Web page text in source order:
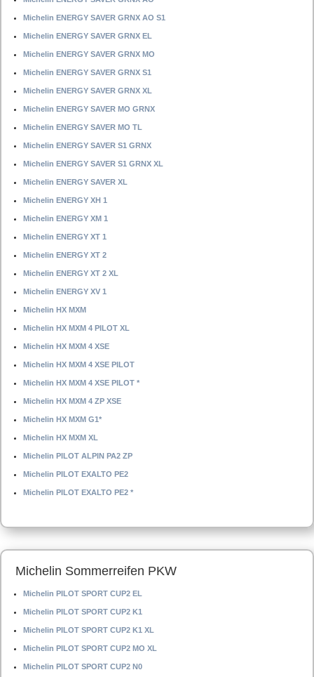
Michelin ENERGY SAVER GRNX AO S1
Michelin ENERGY SAVER GRNX EL
Michelin ENERGY SAVER GRNX MO
Michelin ENERGY SAVER GRNX S1
Michelin ENERGY SAVER GRNX XL
Michelin ENERGY SAVER MO GRNX
Michelin ENERGY SAVER MO TL
Michelin ENERGY SAVER S1 GRNX
Michelin ENERGY SAVER S1 GRNX XL
Michelin ENERGY SAVER XL
Michelin ENERGY XH 1
Michelin ENERGY XM 1
Michelin ENERGY XT 1
Michelin ENERGY XT 2
Michelin ENERGY XT 2 XL
Michelin ENERGY XV 1
Michelin HX MXM
Michelin HX MXM 4 PILOT XL
Michelin HX MXM 4 XSE
Michelin HX MXM 4 XSE PILOT
Michelin HX MXM 4 XSE PILOT *
Michelin HX MXM 4 ZP XSE
Michelin HX MXM G1*
Michelin HX MXM XL
Michelin PILOT ALPIN PA2 ZP
Michelin PILOT EXALTO PE2
Michelin PILOT EXALTO PE2 *
Michelin Sommerreifen PKW
Michelin PILOT SPORT CUP2 EL
Michelin PILOT SPORT CUP2 K1
Michelin PILOT SPORT CUP2 K1 XL
Michelin PILOT SPORT CUP2 MO XL
Michelin PILOT SPORT CUP2 N0